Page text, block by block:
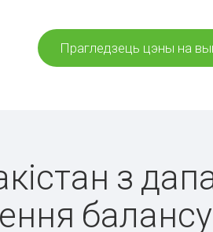
Прагледзець цэны на
з